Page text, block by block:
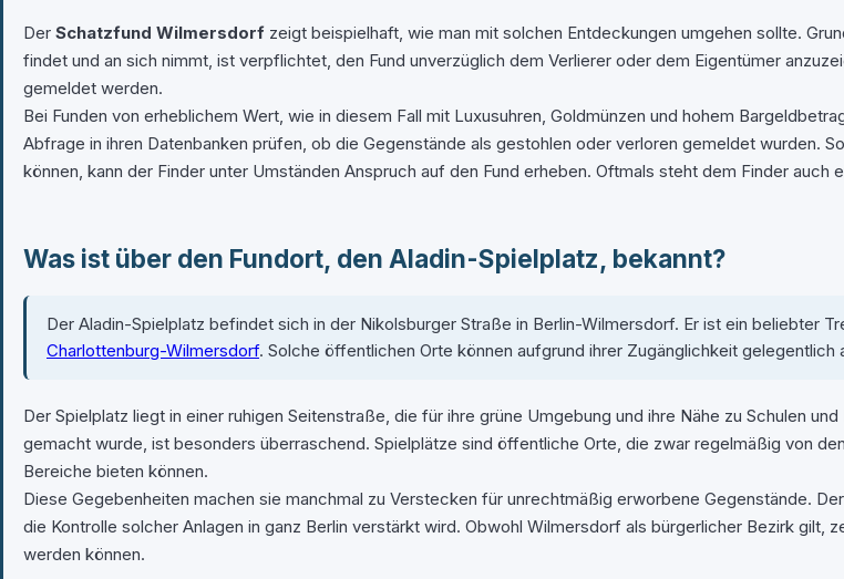
Der Schatzfund Wilmersdorf zeigt beispielhaft, wie man mit solchen Entdeckungen umgehen sollte.
findet und an sich nimmt, ist verpflichtet, den Fund unverzüglich dem Verlierer oder dem Eigentümer
gemeldet werden.
Bei Funden von erheblichem Wert, wie in diesem Fall mit Luxusuhren, Goldmünzen und hohem
Abfrage in ihren Datenbanken prüfen, ob die Gegenstände als gestohlen oder verloren gemeldet wurden.
können, kann der Finder unter Umständen Anspruch auf den Fund erheben. Oftmals steht dem Finder auch
Was ist über den Fundort, den Aladin-Spielplatz, bekannt?
Der Aladin-Spielplatz befindet sich in der Nikolsburger Straße in Berlin-Wilmersdorf. Er ist ein beliebter
Charlottenburg-Wilmersdorf. Solche öffentlichen Orte können aufgrund ihrer Zugänglichkeit
Der Spielplatz liegt in einer ruhigen Seitenstraße, die für ihre grüne Umgebung und ihre Nähe zu Schulen
gemacht wurde, ist besonders überraschend. Spielplätze sind öffentliche Orte, die zwar regelmäßig von
Bereiche bieten können.
Diese Gegebenheiten machen sie manchmal zu Verstecken für unrechtmäßig erworbene Gegenstände.
die Kontrolle solcher Anlagen in ganz Berlin verstärkt wird. Obwohl Wilmersdorf als bürgerlicher Bezirk
werden können.